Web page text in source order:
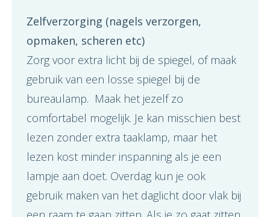
Zelfverzorging (nagels verzorgen,
opmaken, scheren etc)
Zorg voor extra licht bij de spiegel, of maak
gebruik van een losse spiegel bij de
bureaulamp. Maak het jezelf zo
comfortabel mogelijk. Je kan misschien best
lezen zonder extra taaklamp, maar het
lezen kost minder inspanning als je een
lampje aan doet. Overdag kun je ook
gebruik maken van het daglicht door vlak bij